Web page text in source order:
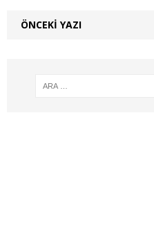
ÖNCEKI YAZI